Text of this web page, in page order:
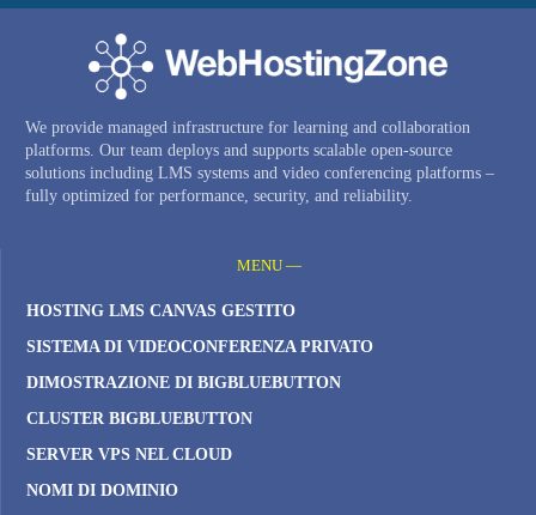
We provide managed infrastructure for learning and collaboration
platforms. Our team deploys and supports scalable open-source
solutions including LMS systems and video conferencing platforms –
fully optimized for performance, security, and reliability.
MENU —
HOSTING LMS CANVAS GESTITO
SISTEMA DI VIDEOCONFERENZA PRIVATO
DIMOSTRAZIONE DI BIGBLUEBUTTON
CLUSTER BIGBLUEBUTTON
SERVER VPS NEL CLOUD
NOMI DI DOMINIO